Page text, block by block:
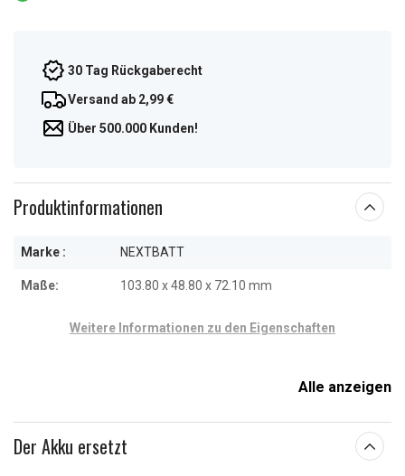
30 Tag Rückgaberecht
Versand ab 2,99 €
Über 500.000 Kunden!
Produktinformationen
Marke : NEXTBATT
Maße: 103.80 x 48.80 x 72.10 mm
Weitere Informationen zu den Eigenschaften
Alle anzeigen
Der Akku ersetzt